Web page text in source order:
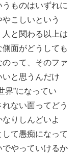
ものはいずれに
こしいという
と関わる以上は
面がどうしても
って、そのファ
と思うんだけ
界”になってい
ない面ってどう
りしんどいよ
て愚痴になって
でやっていけるか